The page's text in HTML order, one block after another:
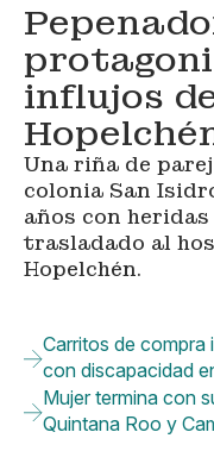
influjos
Una riña de
colonia San
años con
trasladado al
Hopelchén.
Carritos de compra
con discapacidad
Mujer termina con
Quintana Roo y